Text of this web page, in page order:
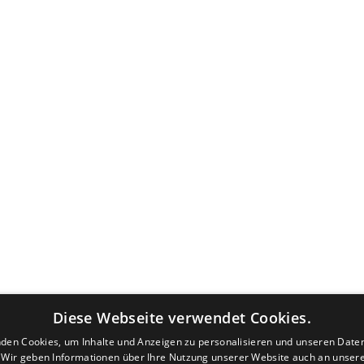
Diese Webseite verwendet Cookies.
Cookies, um Inhalte und Anzeigen zu personalisieren und unseren
geben Informationen über Ihre Nutzung unserer Website auch an